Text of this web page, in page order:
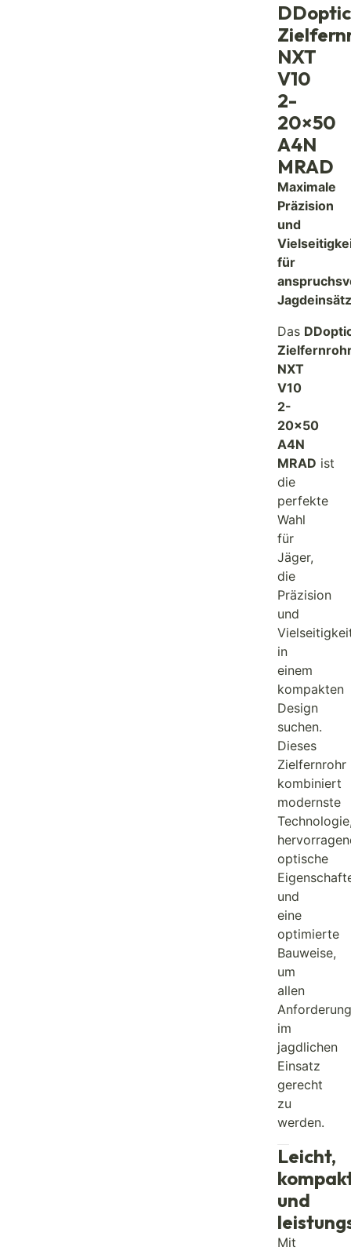
NXT
V10
2-
20×50
A4N
MRAD
Maximale
Präzision
und
für
Das
NXT
V10
2-
20×50
A4N
MRAD ist
die
perfekte
Wahl
für
Jäger,
die
Präzision
und
in
einem
kompakten
Design
suchen.
Dieses
Zielfernrohr
kombiniert
modernste
optische
und
eine
optimierte
Bauweise,
um
allen
im
jagdlichen
Einsatz
gerecht
zu
werden.
Leicht,
und
Mit